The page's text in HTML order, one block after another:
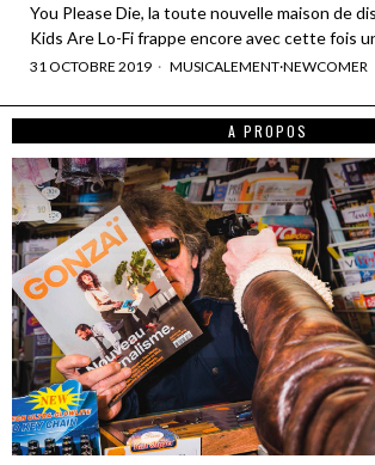
You Please Die, la toute nouvelle maison de
Kids Are Lo-Fi frappe encore avec cette fois
31 OCTOBRE 2019 MUSICALEMENT·NEWCOMER
A PROPOS